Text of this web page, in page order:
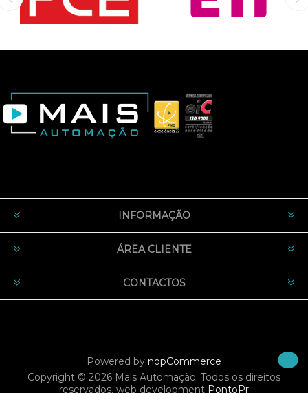
INFORMAÇÃO
ÁREA CLIENTE
CONTACTOS
Powered by nopCommerce
Copyright © 2026 Mais Automação. Todos os direitos
reservados. web development PontoPr